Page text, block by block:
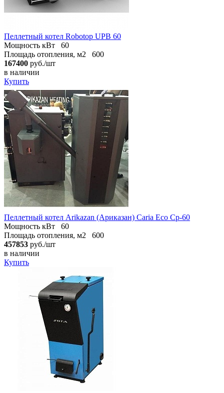
Пеллетный котел Robotop UPB 60
Мощность кВт
60
Площадь отопления, м2
600
167400 руб./шт
в наличии
Купить
Пеллетный котел Arikazan (Ариказан) Caria Eco Cp-60
Мощность кВт
60
Площадь отопления, м2
600
457853 руб./шт
в наличии
Купить